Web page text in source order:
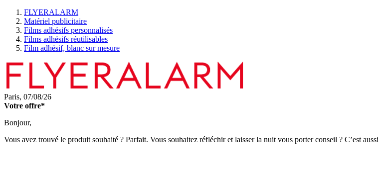
FLYERALARM
Matériel publicitaire
Films adhésifs personnalisés
Films adhésifs réutilisables
Film adhésif, blanc sur mesure
Paris, 07/08/26
Votre offre*
Bonjour,
Vous avez trouvé le produit souhaité ? Parfait. Vous souhaitez réfléchir et laisser la nuit vous porter conseil ? C’est